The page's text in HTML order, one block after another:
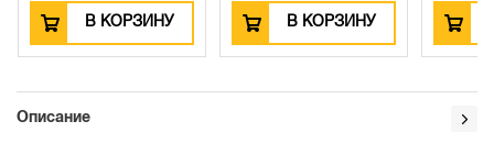
В КОРЗИНУ В КОРЗИНУ
Описание